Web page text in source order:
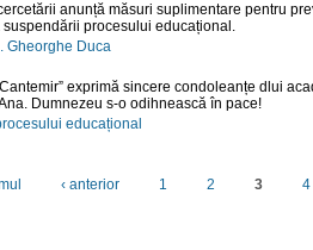
anunță măsuri suplimentare pentru
procesului educațional.
Gheorghe Duca
exprimă sincere condoleanțe dlui
Dumnezeu s-o odihnească în pace!
educațional
‹ anterior 1 2 3 4